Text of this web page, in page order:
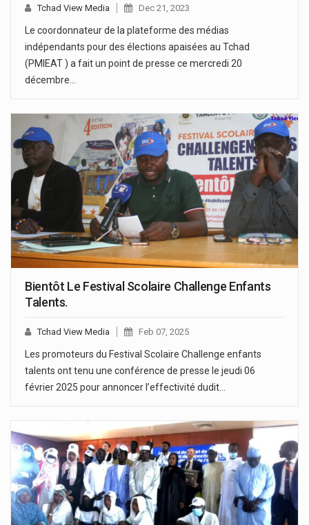
Tchad View Media Dec 21, 2023
Le coordonnateur de la plateforme des médias
indépendants pour des élections apaisées au Tchad
(PMIEAT ) a fait un point de presse ce mercredi 20
décembre…
Bientôt Le Festival Scolaire Challenge Enfants
Talents.
Tchad View Media Feb 07, 2025
Les promoteurs du Festival Scolaire Challenge enfants
talents ont tenu une conférence de presse le jeudi 06
février 2025 pour annoncer l’effectivité dudit…